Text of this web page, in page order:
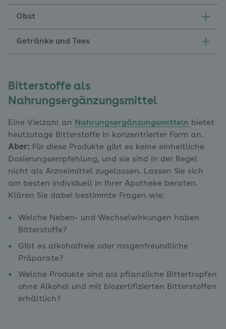
Obst
Getränke und Tees
Bitterstoffe als
Nahrungsergänzungsmittel
Eine Vielzahl an Nahrungsergänzungsmitteln bietet
heutzutage Bitterstoffe in konzentrierter Form an.
Aber: Für diese Produkte gibt es keine einheitliche
Dosierungsempfehlung, und sie sind in der Regel
nicht als Arzneimittel zugelassen. Lassen Sie sich
am besten individuell in Ihrer Apotheke beraten.
Klären Sie dabei bestimmte Fragen wie:
Welche Neben- und Wechselwirkungen haben
Bitterstoffe?
Gibt es alkoholfreie oder magenfreundliche
Präparate?
Welche Produkte sind als pflanzliche Bittertropfen
ohne Alkohol und mit biozertifizierten Bitterstoffen
erhältlich?